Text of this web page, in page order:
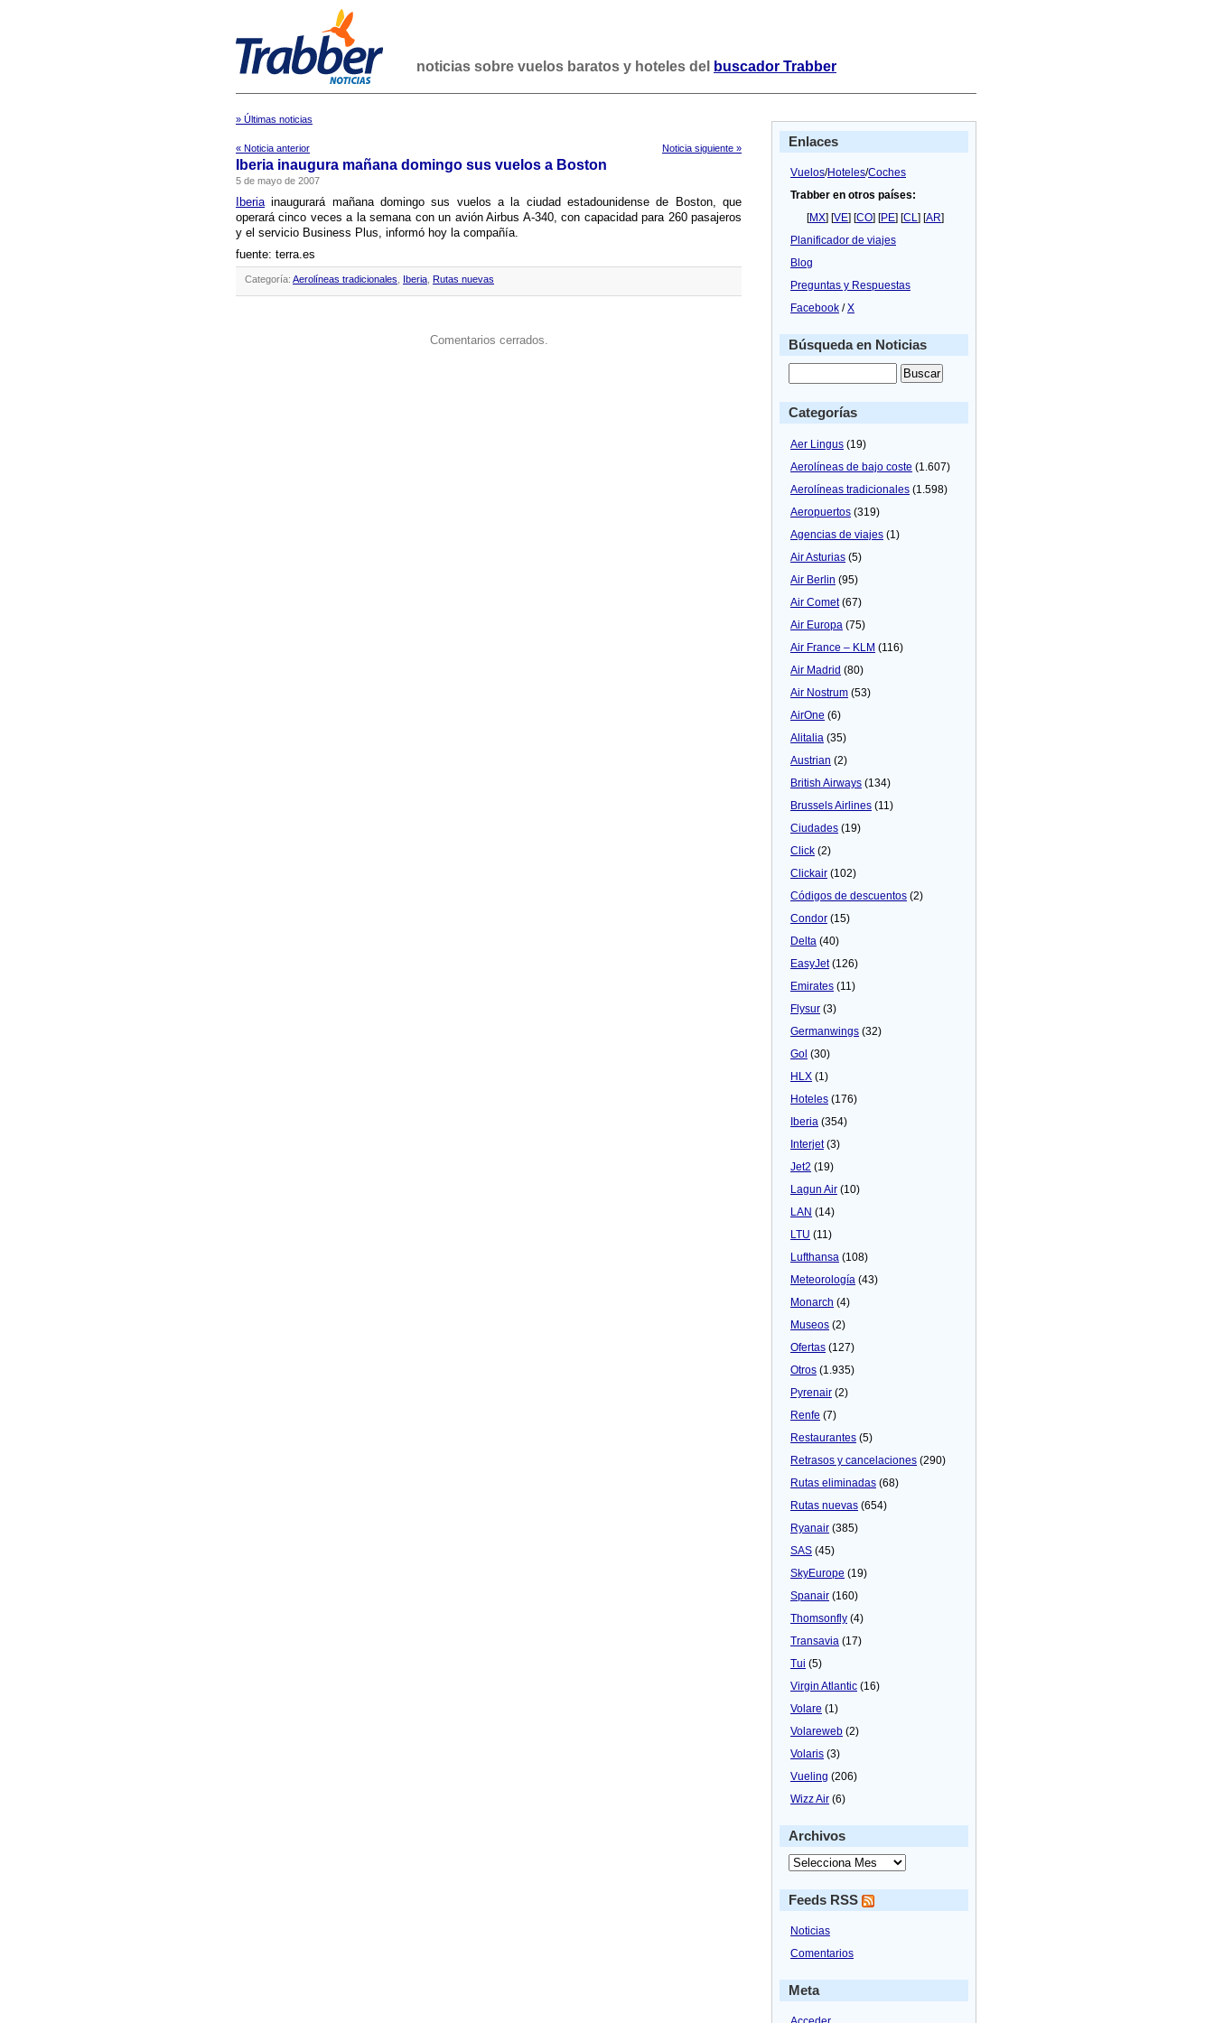
noticias sobre vuelos baratos y hoteles del buscador Trabber
» Últimas noticias
« Noticia anterior Noticia siguiente »
Iberia inaugura mañana domingo sus vuelos a Boston
5 de mayo de 2007
Iberiainaugurará mañana domingo sus vuelos a la ciudad estadounidense de Boston, que
operará cinco veces a la semana con un avión Airbus A-340, con capacidad para 260 pasajeros
y el servicio Business Plus, informó hoy la compañí­a.
fuente: terra.es
Categoría: Aerolíneas tradicionales Iberia Rutas nuevas
Comentarios cerrados.
Enlaces
Vuelos/Hoteles/Coches
Trabber en otros países:
[MX] [VE] [CO] [PE] [CL] [AR]
Planificador de viajes
Blog
Preguntas y Respuestas
Facebook /X
Búsqueda en Noticias
Categorías
Aer Lingus (19)
Aerolíneas de bajo coste (1.607)
Aerolíneas tradicionales (1.598)
Aeropuertos (319)
Agencias de viajes (1)
Air Asturias (5)
Air Berlin (95)
Air Comet(67)
Air Europa (75)
Air France – KLM (116)
Air Madrid (80)
Air Nostrum (53)
AirOne (6)
Alitalia (35)
Austrian (2)
British Airways (134)
Brussels Airlines (11)
Ciudades (19)
Click (2)
Clickair (102)
Códigos de descuentos (2)
Condor (15)
Delta (40)
EasyJet(126)
Emirates (11)
Flysur (3)
Germanwings (32)
Gol (30)
HLX (1)
Hoteles (176)
Iberia (354)
Interjet(3)
Jet2 (19)
Lagun Air (10)
LAN (14)
LTU (11)
Lufthansa (108)
Meteorologí­a (43)
Monarch (4)
Museos (2)
Ofertas (127)
Otros (1.935)
Pyrenair (2)
Renfe (7)
Restaurantes (5)
Retrasos y cancelaciones (290)
Rutas eliminadas (68)
Rutas nuevas (654)
Ryanair (385)
SAS (45)
SkyEurope (19)
Spanair (160)
Thomsonfly (4)
Transavia (17)
Tui (5)
Virgin Atlantic (16)
Volare (1)
Volareweb (2)
Volaris (3)
Vueling (206)
Wizz Air (6)
Archivos
Feeds RSS
Noticias
Comentarios
Meta